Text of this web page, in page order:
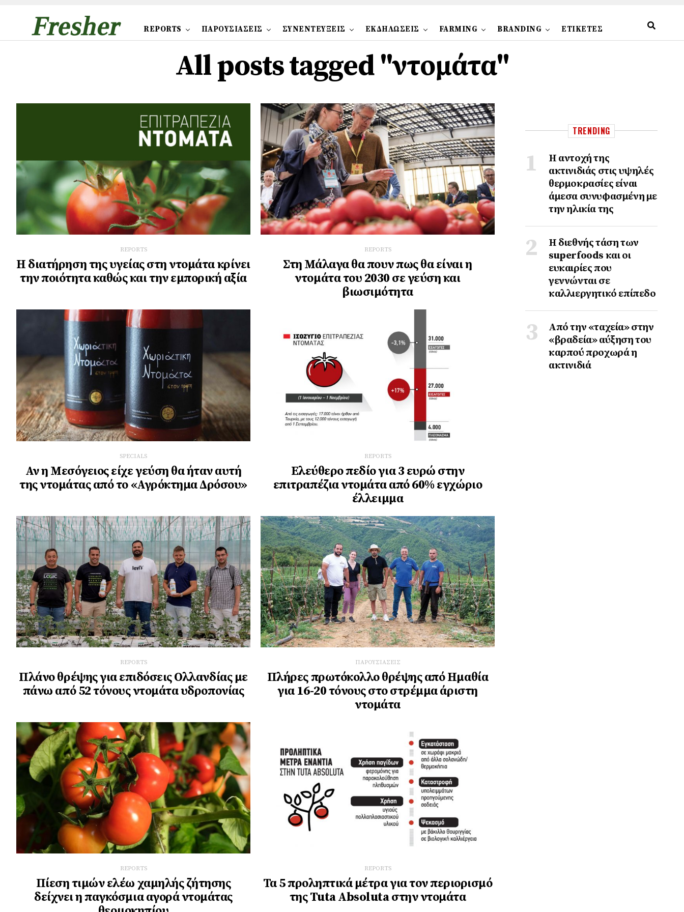
REPORTS ΠΑΡΟΥΣΙΑΣΕΙΣ ΣΥΝΕΝΤΕΥΞΕΙΣ ΕΚΔΗΛΩΣΕΙΣ FARMING BRANDING ΕΤΙΚΕΤΕΣ
All posts tagged "ντομάτα"
REPORTS
Η διατήρηση της υγείας στη ντομάτα κρίνει
την ποιότητα καθώς και την εμπορική αξία
REPORTS
Στη Μάλαγα θα πουν πως θα είναι η
ντομάτα του 2030 σε γεύση και
βιωσιμότητα
SPECIALS
Αν η Μεσόγειος είχε γεύση θα ήταν αυτή
της ντομάτας από το «Αγρόκτηµα Δρόσου»
REPORTS
Ελεύθερο πεδίο για 3 ευρώ στην
επιτραπέζια ντομάτα από 60% εγχώριο
έλλειμμα
REPORTS
Πλάνο θρέψης για επιδόσεις Ολλανδίας με
πάνω από 52 τόνους ντομάτα υδροπονίας
ΠΑΡΟΥΣΙΑΣΕΙΣ
Πλήρες πρωτόκολλο θρέψης από Ημαθία
για 16-20 τόνους στο στρέμμα άριστη
ντομάτα
REPORTS
Πίεση τιμών ελέω χαμηλής ζήτησης
δείχνει η παγκόσμια αγορά ντομάτας
REPORTS
Τα 5 προληπτικά μέτρα για τον περιορισμό
της Tuta Absoluta στην ντοµάτα
TRENDING
Η αντοχή της
ακτινιδιάς στις υψηλές
θερμοκρασίες είναι
άμεσα συνυφασμένη με
την ηλικία της
Η διεθνής τάση των
superfoods και οι
ευκαιρίες που
γεννώνται σε
καλλιεργητικό επίπεδο
Από την «ταχεία» στην
«βραδεία» αύξηση του
καρπού προχωρά η
ακτινιδιά